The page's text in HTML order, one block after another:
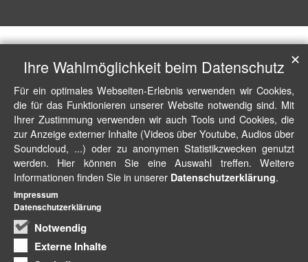
Ihre Wahlmöglichkeit beim Datenschutz
Für ein optimales Webseiten-Erlebnis verwenden wir Cookies,
die für das Funktionieren unserer Website notwendig sind. Mit
Ihrer Zustimmung verwenden wir auch Tools und Cookies, die
zur Anzeige externer Inhalte (Videos über Youtube, Audios über
Soundcloud, ...) oder zu anonymen Statistikzwecken genutzt
werden. Hier können Sie eine Auswahl treffen. Weitere
Informationen finden Sie in unserer Datenschutzerklärung.
Notwendig
Externe Inhalte
✕
Impressum
Datenschutzerklärung